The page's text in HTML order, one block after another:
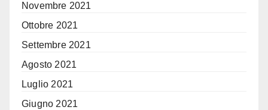
Novembre 2021
Ottobre 2021
Settembre 2021
Agosto 2021
Luglio 2021
Giugno 2021